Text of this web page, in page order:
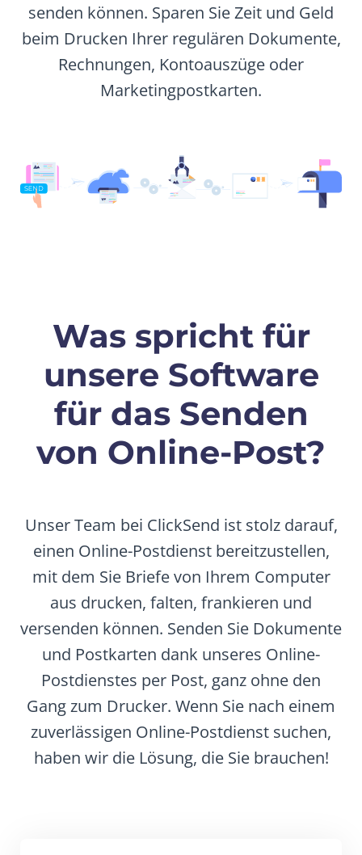
senden können. Sparen Sie Zeit und Geld
beim Drucken Ihrer regulären Dokumente,
Rechnungen, Kontoauszüge oder
Marketingpostkarten.
Was spricht für
unsere Software
für das Senden
von Online-Post?
Unser Team bei ClickSend ist stolz darauf,
einen Online-Postdienst bereitzustellen,
mit dem Sie Briefe von Ihrem Computer
aus drucken, falten, frankieren und
versenden können. Senden Sie Dokumente
und Postkarten dank unseres Online-
Postdienstes per Post, ganz ohne den
Gang zum Drucker. Wenn Sie nach einem
zuverlässigen Online-Postdienst suchen,
haben wir die Lösung, die Sie brauchen!